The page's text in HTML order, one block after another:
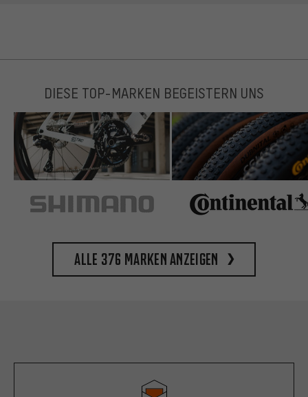
DIESE TOP-MARKEN BEGEISTERN UNS
Alle 376 Marken anzeigen